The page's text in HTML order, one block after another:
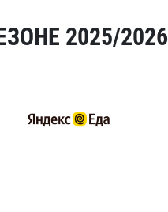
2025/2026